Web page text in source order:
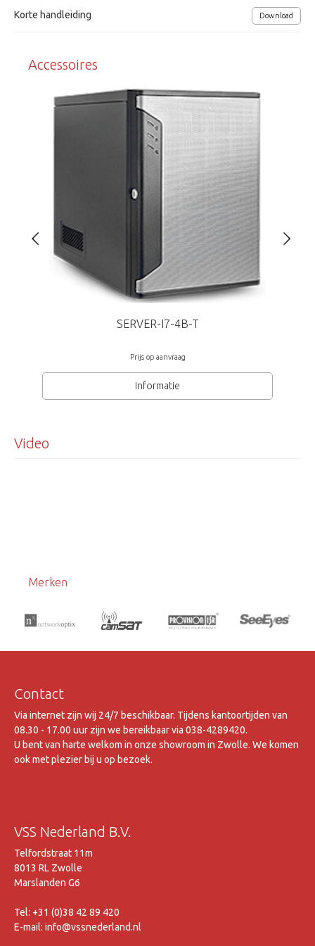
Eenvoudige licentie structuur
De client/server software is gratis, gratis updates
Geschikt voor: Windows, Mac (alleen client), Linux
Korte handleiding Download
Accessoires
SERVER-I7-4B-T
Prijs op aanvraag
Informatie
Video
Merken
Contact
Via internet zijn wij 24/7 beschikbaar. Tijdens kantoortijden van
08.30 - 17.00 uur zijn we bereikbaar via 038-4289420.
U bent van harte welkom in onze showroom in Zwolle. We komen
ook met plezier bij u op bezoek.
VSS Nederland B.V.
Telfordstraat 11m
8013 RL Zwolle
Marslanden G6
Tel: +31 (0)38 42 89 420
E-mail: info@vssnederland.nl